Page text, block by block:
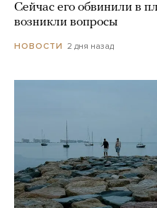
Сейчас его обвинили в
возникли вопросы
НОВОСТИ 2 дня назад